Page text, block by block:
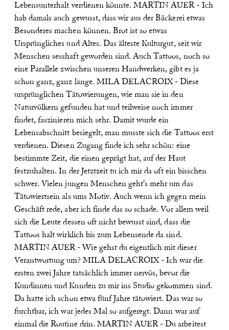
Lebensunterhalt verdienen könnte. MARTIN AUER - Ich
hab damals auch gewusst, dass wir aus der Bäckerei etwas
Besonderes machen können. Brot ist so etwas
Ursprüngliches und Altes. Das älteste Kulturgut, seit wir
Menschen sesshaft geworden sind. Auch Tattoos, noch so
eine Parallele zwischen unseren Handwerken, gibt es ja
schon ganz, ganz lange. MILA DELACROIX - Diese
ursprünglichen Tätowierungen, wie man sie in den
Naturvölkern gefunden hat und teilweise noch immer
findet, faszinieren mich sehr. Damit wurde ein
Lebensabschnitt besiegelt, man musste sich die Tattoos erst
verdienen. Diesen Zugang finde ich sehr schön: eine
bestimmte Zeit, die einen geprägt hat, auf der Haut
festzuhalten. In der Jetztzeit tu ich mir da oft ein bisschen
schwer. Vielen jungen Menschen geht’s mehr um das
Tätowiertsein als ums Motiv. Auch wenn ich gegen mein
Geschäft rede, aber ich finde das so schade. Vor allem weil
sich die Leute dessen oft nicht bewusst sind, dass die
Tattoos halt wirklich bis zum Lebensende da sind.
MARTIN AUER - Wie gehst du eigentlich mit dieser
Verantwortung um? MILA DELACROIX - Ich war die
ersten zwei Jahre tatsächlich immer nervös, bevor die
Kundinnen und Kunden zu mir ins Studio gekommen sind.
Da hatte ich schon etwa fünf Jahre tätowiert. Das war so
furchtbar, ich war jedes Mal so aufgeregt. Dann war auf
einmal die Routine drin. MARTIN AUER - Du arbeitest